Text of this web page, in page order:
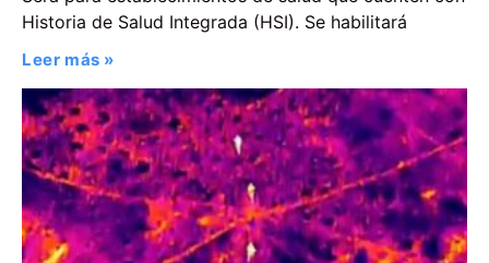
Historia de Salud Integrada (HSI). Se habilitará
Leer más »